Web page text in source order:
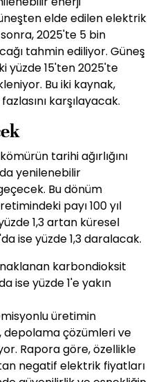
elde edilen elektrik
2025'te 5 bin
tahmin ediliyor. Güneş
yüzde 15'ten 2025'te
Bu iki kaynak,
karşılayacak.
tarihi ağırlığını
yenilenebilir
Bu dönüm
payı 100 yıl
1,3 artan küresel
ise yüzde 1,3 daralacak.
karbondioksit
ise yüzde 1'e yakın
üretimin
depolama çözümleri ve
Rapora göre, özellikle
negatif elektrik fiyatları